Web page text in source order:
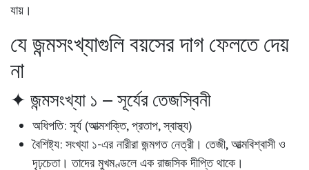
যায়।
যে জন্মসংখ্যাগুলি বয়সের দাগ ফেলতে দেয়
না
✦ জন্মসংখ্যা ১ – সূর্যের তেজস্বিনী
অধিপতি: সূর্য (আত্মশক্তি, প্রতাপ, স্বাস্থ্য)
বৈশিষ্ট্য: সংখ্যা ১-এর নারীরা জন্মগত নেত্রী। তেজী, আত্মবিশ্বাসী ও
দৃঢ়চেতা। তাদের মুখমণ্ডলে এক রাজসিক দীপ্তি থাকে।